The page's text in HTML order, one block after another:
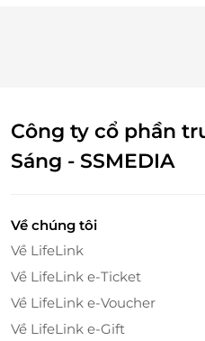
Công ty cổ phần
Sáng - SSMEDIA
Về chúng tôi
Về LifeLink
Về LifeLink e-Ticket
Về LifeLink e-Voucher
Về LifeLink e-Gift